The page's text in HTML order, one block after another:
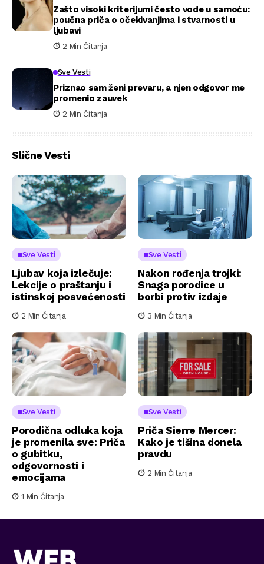
Zašto visoki kriterijumi često vode u samoću:
poučna priča o očekivanjima i stvarnosti u
ljubavi
2 Min Čitanja
Sve Vesti
Priznao sam ženi prevaru, a njen odgovor me
promenio zauvek
2 Min Čitanja
Slične Vesti
Sve Vesti
Ljubav koja izlečuje:
Lekcije o praštanju i
istinskoj posvećenosti
2 Min Čitanja
Sve Vesti
Nakon rođenja trojki:
Snaga porodice u
borbi protiv izdaje
3 Min Čitanja
Sve Vesti
Porodična odluka koja
je promenila sve: Priča
o gubitku,
odgovornosti i
emocijama
1 Min Čitanja
Sve Vesti
Priča Sierre Mercer:
Kako je tišina donela
pravdu
2 Min Čitanja